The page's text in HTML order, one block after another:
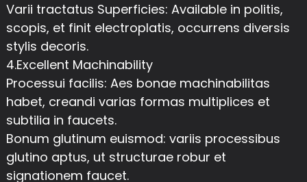
Varii tractatus Superficies: Available in politis,
scopis, et finit electroplatis, occurrens diversis
stylis decoris.
4.Excellent Machinability
Processui facilis: Aes bonae machinabilitas
habet, creandi varias formas multiplices et
subtilia in faucets.
Bonum glutinum euismod: variis processibus
glutino aptus, ut structurae robur et
signationem faucet.